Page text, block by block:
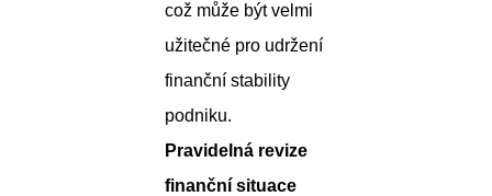
což může být velmi
užitečné pro udržení
finanční stability
podniku.
Pravidelná revize
finanční situace